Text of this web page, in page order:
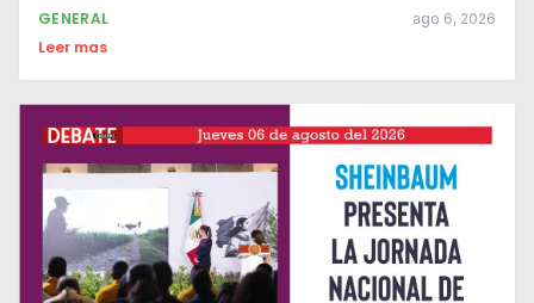
GENERAL ago 6, 2026
Leer mas